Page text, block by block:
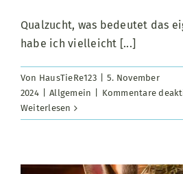
Qualzucht, was bedeutet das
habe ich vielleicht [...]
Von HausTieRe123
5. November
2024
Allgemein Kommentare
Weiterlesen